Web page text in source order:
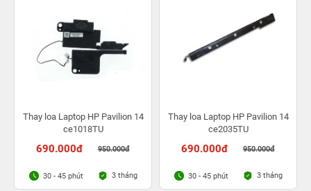
Thay loa Laptop HP Pavilion 14
ce1018TU
690.000đ 950.000đ
30 - 45 phút 3 tháng
Thay loa Laptop HP Pavilion 14
ce2035TU
690.000đ 950.000đ
30 - 45 phút 3 tháng